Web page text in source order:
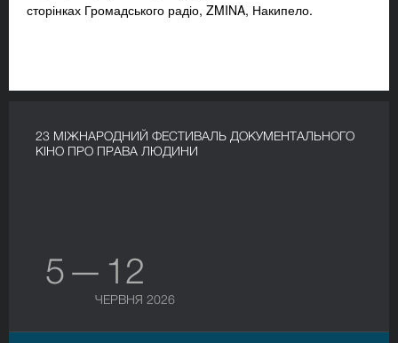
сторінках Громадського радіо, ZMINA, Накипело.
23 МІЖНАРОДНИЙ ФЕСТИВАЛЬ ДОКУМЕНТАЛЬНОГО
КІНО ПРО ПРАВА ЛЮДИНИ
5 — 12
ЧЕРВНЯ 2026